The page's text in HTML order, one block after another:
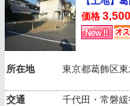
価格 3,500
所在地 東京都葛飾区
交通
千代田・常磐